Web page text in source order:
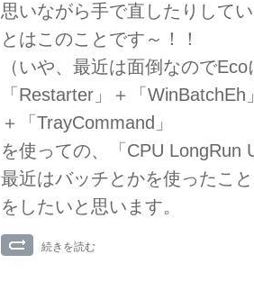
思いながら手で直したりして
とはこのことです～！！
（いや、最近は面倒なので
「Restarter」＋「
＋「TrayCommand」
を使っての、「CPU LongRun
最近はバッチとかを使ったこ
をしたいと思います。
続きを読む